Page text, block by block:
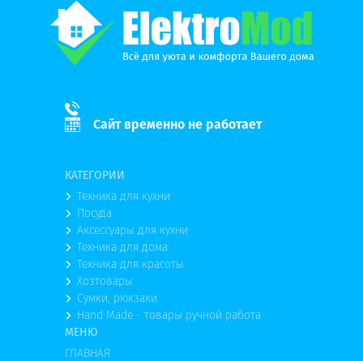
Сайт временно не работает
КАТЕГОРИИ
Техника для кухни
Посуда
Аксессуары для кухни
Техника для дома
Техника для красоты
Хозтовары
Сумки, рюкзаки
Hand Made - товары ручной работа
МЕНЮ
ГЛАВНАЯ